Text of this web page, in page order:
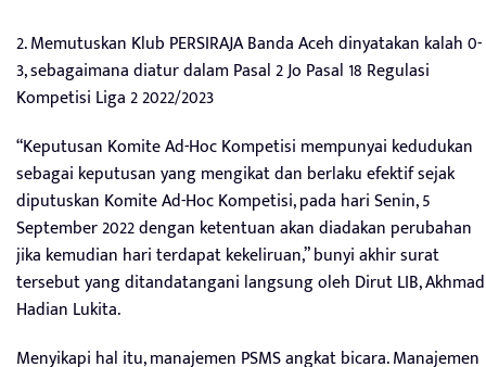
2. Memutuskan Klub PERSIRAJA Banda Aceh dinyatakan kalah 0-
3, sebagaimana diatur dalam Pasal 2 Jo Pasal 18 Regulasi
Kompetisi Liga 2 2022/2023
“Keputusan Komite Ad-Hoc Kompetisi mempunyai kedudukan
sebagai keputusan yang mengikat dan berlaku efektif sejak
diputuskan Komite Ad-Hoc Kompetisi, pada hari Senin, 5
September 2022 dengan ketentuan akan diadakan perubahan
jika kemudian hari terdapat kekeliruan,” bunyi akhir surat
tersebut yang ditandatangani langsung oleh Dirut LIB, Akhmad
Hadian Lukita.
Menyikapi hal itu, manajemen PSMS angkat bicara. Manajemen